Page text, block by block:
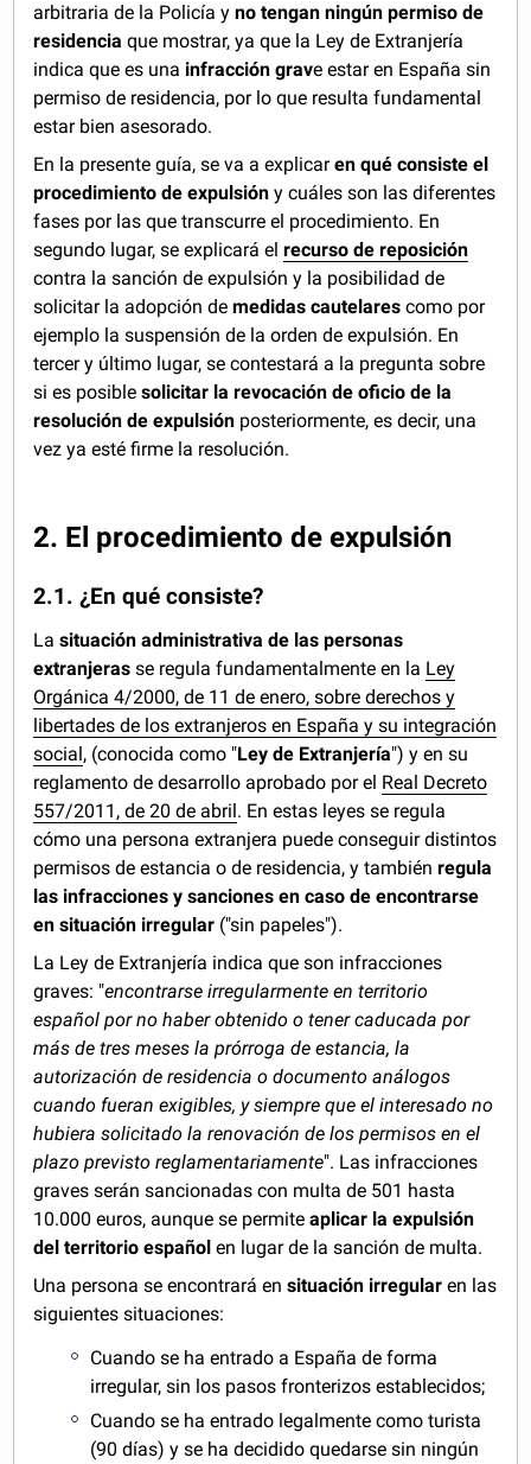
arbitraria de la Policía yno tengan ningún permiso de
residencia que mostrar, ya que la Ley de Extranjería
indica que es una infracción grave estar en España sin
permiso de residencia, por lo que resulta fundamental
estar bien asesorado.
En la presente guía, se va a explicaren qué consiste el
procedimiento de expulsión y cuáles son las diferentes
fases por las que transcurre el procedimiento. En
segundo lugar, se explicará elrecurso de reposición
contra la sanción de expulsión y la posibilidad de
solicitar la adopción demedidas cautelarescomo por
ejemplo la suspensión de la orden de expulsión. En
tercer y último lugar, se contestará a la pregunta sobre
si es posiblesolicitar la revocación de oficio de la
resolución de expulsión posteriormente, es decir, una
vez ya esté firme la resolución.
2. El procedimiento de expulsión
2.1. ¿En qué consiste?
Lasituación administrativa de las personas
extranjeras se regula fundamentalmente en la Ley
Orgánica 4/2000, de 11 de enero, sobre derechos y
libertades de los extranjeros en España y su integración
social , (conocida como "Ley de Extranjería") y en su
reglamento de desarrollo aprobado por el Real Decreto
557/2011, de 20 de abril . En estas leyes se regula
cómo una persona extranjera puede conseguir distintos
permisos de estancia o de residencia, y tambiénregula
las infracciones y sanciones en caso de encontrarse
en situación irregular ("sin papeles").
La Ley de Extranjería indica que son infracciones
graves: "encontrarse irregularmente en territorio
español por no haber obtenido o tener caducada por
más de tres meses la prórroga de estancia, la
autorización de residencia o documento análogos
cuando fueran exigibles, y siempre que el interesado no
hubiera solicitado la renovación de los permisos en el
plazo previsto reglamentariamente". Las infracciones
graves serán sancionadas con multa de 501 hasta
10.000 euros, aunque se permiteaplicar la expulsión
del territorio español en lugar de la sanción de multa.
Una persona se encontrará ensituación irregular en las
siguientes situaciones:
Cuando se ha entrado a España de forma
irregular, sin los pasos fronterizos establecidos;
Cuando se ha entrado legalmente como turista
(90 días) y se ha decidido quedarse sin ningún